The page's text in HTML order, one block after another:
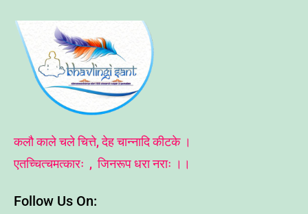
कलौ काले चले चित्ते, देह चान्नादि कीटके ।
एतच्चित्चमत्कारः , जिनरूप धरा नराः ।।
Follow Us On: